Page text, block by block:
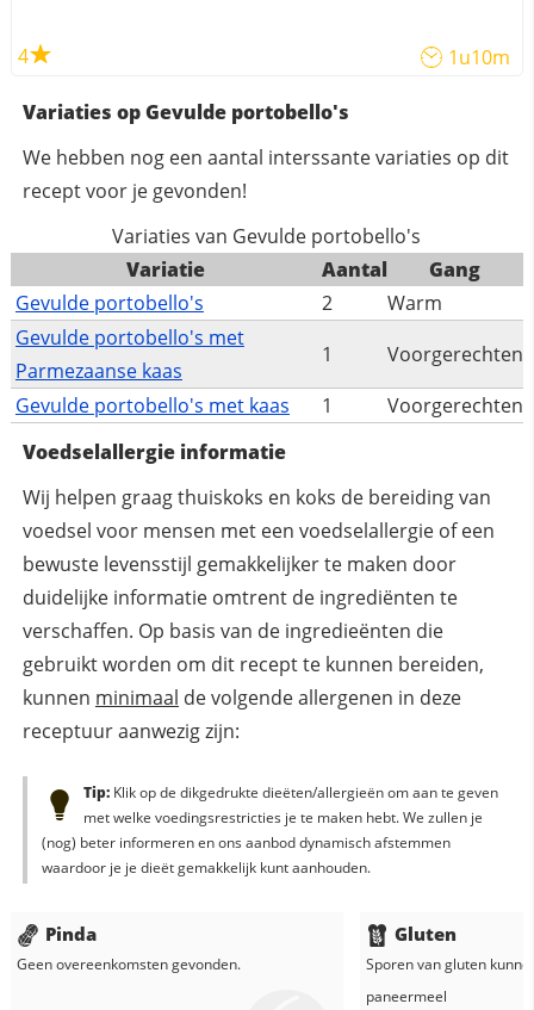
4 1u10m
Variaties op Gevulde portobello's
We hebben nog een aantal interssante variaties op dit
recept voor je gevonden!
Variaties van Gevulde portobello's
Variatie
Aantal
Gang
Gevulde portobello's
2
Warm
Gevulde portobello's met
Parmezaanse kaas
1
Voorgerechten
Gevulde portobello's met kaas
1
Voorgerechten
Voedselallergie informatie
Wij helpen graag thuiskoks en koks de bereiding van
voedsel voor mensen met een voedselallergie of een
bewuste levensstijl gemakkelijker te maken door
duidelijke informatie omtrent de ingrediënten te
verschaffen. Op basis van de ingredieënten die
gebruikt worden om dit recept te kunnen bereiden,
kunnen minimaal de volgende allergenen in deze
receptuur aanwezig zijn:
Tip:Klik op de dikgedrukte dieëten/allergieën om aan te geven
met welke voedingsrestricties je te maken hebt. We zullen je
(nog) beter informeren en ons aanbod dynamisch afstemmen
waardoor je je dieët gemakkelijk kunt aanhouden.
Pinda
Geen overeenkomsten gevonden.
Gluten
Sporen van gluten
paneermeel